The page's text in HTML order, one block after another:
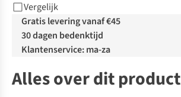
Vergelijk
Gratis levering vanaf €45
30 dagen bedenktijd
Klantenservice: ma-za
Alles over dit product